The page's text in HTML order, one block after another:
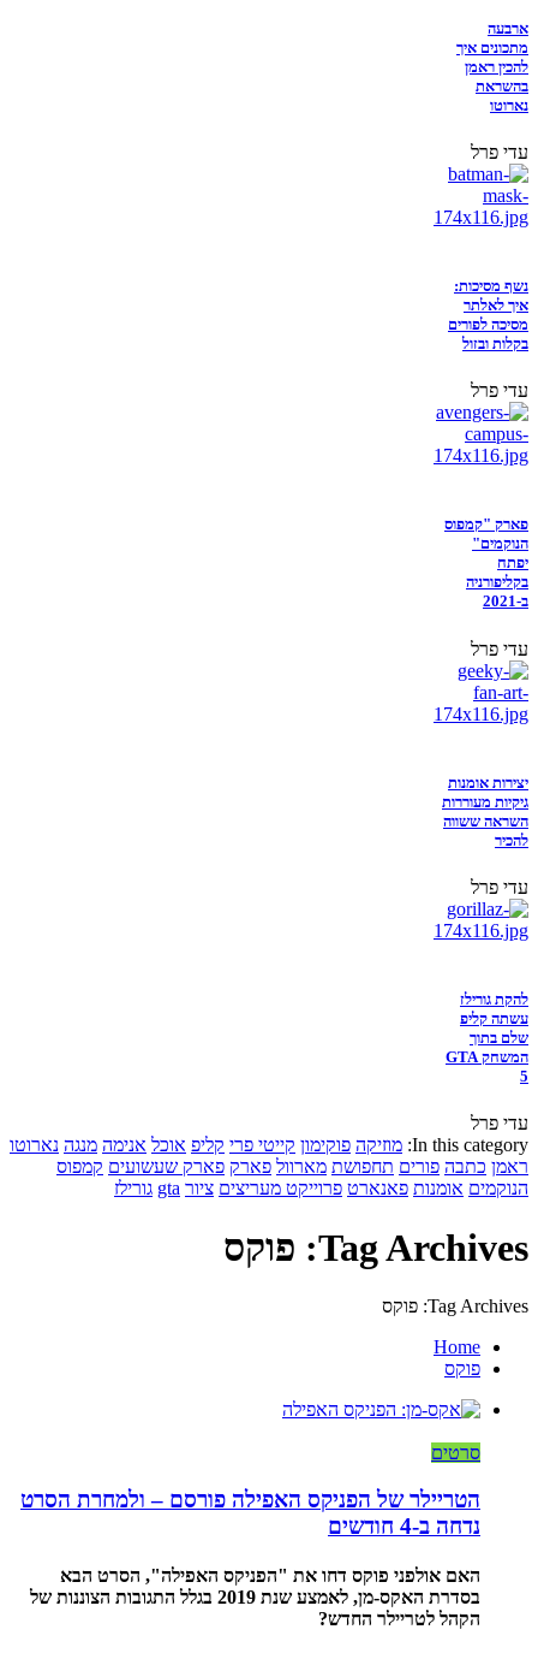
ארבעה
מתכונים איך
להכין ראמן
בהשראת
נארוטו
עדי פרל
נשף מסיכות:
איך לאלתר
מסיכה לפורים
בקלות ובזול
עדי פרל
פארק "קמפוס
הנוקמים"
יפתח
בקליפורניה
ב-2021
עדי פרל
יצירות אומנות
גיקיות מעוררות
השראה ששווה
להכיר
עדי פרל
להקת גורילז
עשתה קליפ
שלם בתוך
המשחק GTA
5
עדי פרל
In this category: מוזיקה פוקימון קייטי פרי קליפ אוכל אנימה מנגה נארוטו
ראמן כתבה פורים תחפושת מארוול פארק פארק שעשועים קמפוס
הנוקמים אומנות פאנארט פרוייקט מעריצים ציור gta גורילז
Tag Archives: פוקס
Tag Archives: פוקס
Home
פוקס
סרטים
הטריילר של הפניקס האפילה פורסם – ולמחרת הסרט
נדחה ב-4 חודשים
האם אולפני פוקס דחו את "הפניקס האפילה", הסרט הבא
בסדרת האקס-מן, לאמצע שנת 2019 בגלל התגובות הצוננות של
הקהל לטריילר החדש?